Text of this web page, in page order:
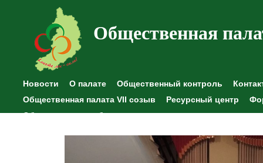
Общественная
Новости О палате Общественный контроль
Общественная палата VII созыв
Ресурсный центр
Общественные наблюдения